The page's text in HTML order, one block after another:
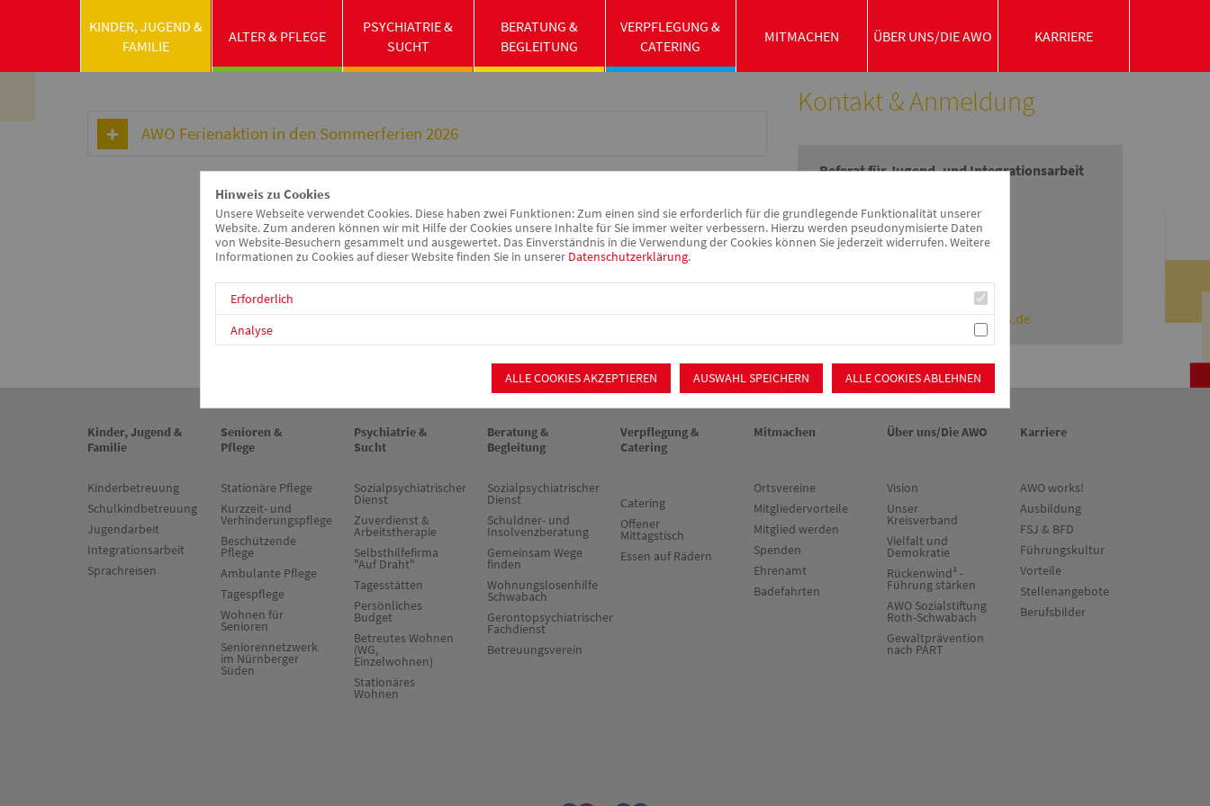
awo-mfrs.de Kinder, Jugend & Familie Jugendarbeit Ferienangebote
AWO Ferienaktion in den Sommerferien 2026
Kontakt & Anmeldung
Referat für Jugend- und Integrationsarbeit
Haydnstraße 11
91126 Schwabach
E-Mail:jugendbuero@awo-mfrs.de
Kinder, Jugend &
Familie
Kinderbetreuung
Schulkindbetreuung
Jugendarbeit
Integrationsarbeit
Sprachreisen
Senioren &
Pflege
Stationäre Pflege
Kurzzeit- und
Verhinderungspflege
Beschützende
Pflege
Ambulante Pflege
Tagespflege
Wohnen für
Senioren
Seniorennetzwerk
im Nürnberger
Süden
Psychiatrie &
Sucht
Sozialpsychiatrischer
Dienst
Zuverdienst &
Arbeitstherapie
Selbsthilfefirma
"Auf Draht"
Tagesstätten
Persönliches
Budget
Betreutes Wohnen
(WG,
Einzelwohnen)
Stationäres
Wohnen
Beratung &
Begleitung
Sozialpsychiatrischer
Dienst
Schuldner- und
Insolvenzberatung
Gemeinsam Wege
finden
Wohnungslosenhilfe
Schwabach
Gerontopsychiatrischer
Fachdienst
Betreuungsverein
Verpflegung &
Catering
Catering
Offener
Mittagstisch
Essen auf Rädern
Mitmachen
Ortsvereine
Mitgliedervorteile
Mitglied werden
Spenden
Ehrenamt
Badefahrten
Über uns/Die AWO
Vision
Unser
Kreisverband
Vielfalt und
Demokratie
Rückenwind³ -
Führung stärken
AWO Sozialstiftung
Roth-Schwabach
Gewaltprävention
nach PART
Karriere
AWO works!
Ausbildung
FSJ & BFD
Führungskultur
Vorteile
Stellenangebote
Berufsbilder
KINDER, JUGEND &
FAMILIE
ALTER & PFLEGE
PSYCHIATRIE &
SUCHT
BERATUNG &
BEGLEITUNG
VERPFLEGUNG &
CATERING
MITMACHEN ÜBER UNS/DIE AWO KARRIERE
Hinweis zu Cookies
Unsere Webseite verwendet Cookies. Diese haben zwei Funktionen: Zum einen sind sie erforderlich für die grundlegende Funktionalität unserer
Website. Zum anderen können wir mit Hilfe der Cookies unsere Inhalte für Sie immer weiter verbessern. Hierzu werden pseudonymisierte Daten
von Website-Besuchern gesammelt und ausgewertet. Das Einverständnis in die Verwendung der Cookies können Sie jederzeit widerrufen. Weitere
Informationen zu Cookies auf dieser Website finden Sie in unserer Datenschutzerklärung.
Erforderlich
Analyse
ALLE COOKIES ABLEHNEN
AUSWAHL SPEICHERN
ALLE COOKIES AKZEPTIEREN